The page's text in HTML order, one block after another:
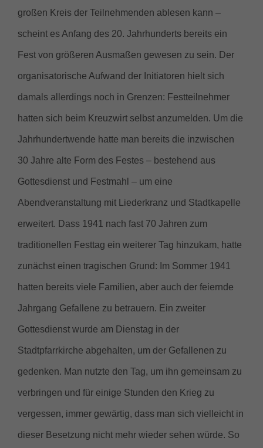
großen Kreis der Teilnehmenden ablesen kann –
scheint es Anfang des 20. Jahrhunderts bereits ein
Fest von größeren Ausmaßen gewesen zu sein. Der
organisatorische Aufwand der Initiatoren hielt sich
damals allerdings noch in Grenzen: Festteilnehmer
hatten sich beim Kreuzwirt selbst anzumelden. Um die
Jahrhundertwende hatte man bereits die inzwischen
30 Jahre alte Form des Festes – bestehend aus
Gottesdienst und Festmahl – um eine
Abendveranstaltung mit Liederkranz und Stadtkapelle
erweitert. Dass 1941 nach fast 70 Jahren zum
traditionellen Festtag ein weiterer Tag hinzukam, hatte
zunächst einen tragischen Grund: Im Sommer 1941
hatten bereits viele Familien, aber auch der feiernde
Jahrgang Gefallene zu betrauern. Ein zweiter
Gottesdienst wurde am Dienstag in der
Stadtpfarrkirche abgehalten, um der Gefallenen zu
gedenken. Man nutzte den Tag, um ihn gemeinsam zu
verbringen und für einige Stunden den Krieg zu
vergessen, immer gewärtig, dass man sich vielleicht in
dieser Besetzung nicht mehr wieder sehen würde. So